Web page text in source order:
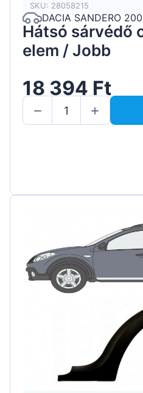
SKU: 28058215
DACIA SANDERO
Hátsó sárvédő
elem / Jobb
18 394 Ft